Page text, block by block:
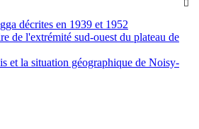

décrites en 1939 et 1952
de l'extrémité sud-ouest du plateau de
et la situation géographique de Noisy-